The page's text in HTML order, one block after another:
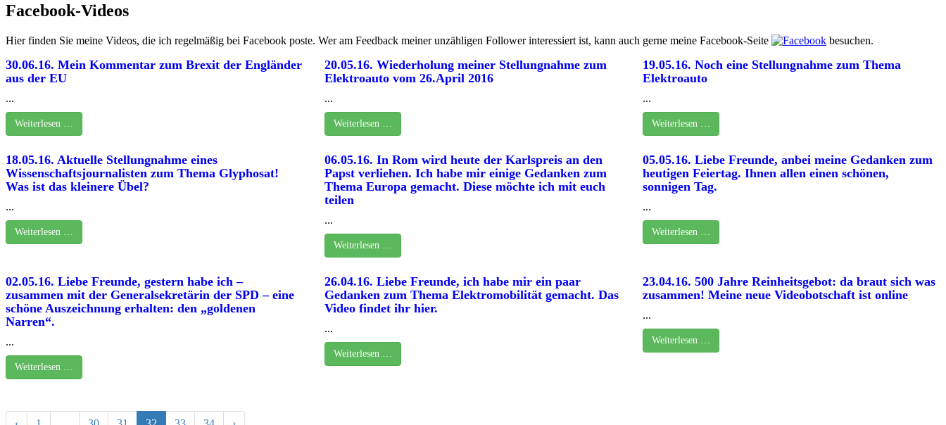
Facebook-Videos
Hier finden Sie meine Videos, die ich regelmäßig bei Facebook poste. Wer am Feedback meiner unzähligen Follower interessiert ist, kann auch gerne meine Facebook-Seite besuchen.
30.06.16. Mein Kommentar zum Brexit der Engländer
aus der EU
...
Weiterlesen …
20.05.16. Wiederholung meiner Stellungnahme zum
Elektroauto vom 26.April 2016
...
Weiterlesen …
19.05.16. Noch eine Stellungnahme zum Thema
Elektroauto
...
Weiterlesen …
18.05.16. Aktuelle Stellungnahme eines
Wissenschaftsjournalisten zum Thema Glyphosat!
Was ist das kleinere Übel?
...
Weiterlesen …
06.05.16. In Rom wird heute der Karlspreis an den
Papst verliehen. Ich habe mir einige Gedanken zum
Thema Europa gemacht. Diese möchte ich mit euch
teilen
...
Weiterlesen …
05.05.16. Liebe Freunde, anbei meine Gedanken zum
heutigen Feiertag. Ihnen allen einen schönen,
sonnigen Tag.
...
Weiterlesen …
02.05.16. Liebe Freunde, gestern habe ich –
zusammen mit der Generalsekretärin der SPD – eine
schöne Auszeichnung erhalten: den „goldenen
Narren“.
...
Weiterlesen …
26.04.16. Liebe Freunde, ich habe mir ein paar
Gedanken zum Thema Elektromobilität gemacht. Das
Video findet ihr hier.
...
Weiterlesen …
23.04.16. 500 Jahre Reinheitsgebot: da braut sich was
zusammen! Meine neue Videobotschaft ist online
...
Weiterlesen …